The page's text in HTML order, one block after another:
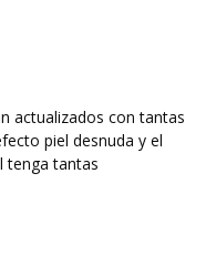
actualizados con tantas
piel desnuda y el
tenga tantas